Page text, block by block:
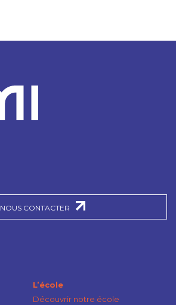
NOUS CONTACTER
L’école
Découvrir notre école